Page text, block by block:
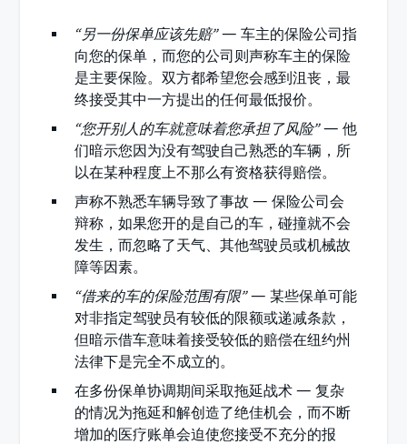
“另一份保单应该先赔”— 车主的保险公司指
向您的保单，而您的公司则声称车主的保险
是主要保险。双方都希望您会感到沮丧，最
终接受其中一方提出的任何最低报价。
“您开别人的车就意味着您承担了风险”— 他
们暗示您因为没有驾驶自己熟悉的车辆，所
以在某种程度上不那么有资格获得赔偿。
声称不熟悉车辆导致了事故 — 保险公司会
辩称，如果您开的是自己的车，碰撞就不会
发生，而忽略了天气、其他驾驶员或机械故
障等因素。
“借来的车的保险范围有限”— 某些保单可能
对非指定驾驶员有较低的限额或递减条款，
但暗示借车意味着接受较低的赔偿在纽约州
法律下是完全不成立的。
在多份保单协调期间采取拖延战术 — 复杂
的情况为拖延和解创造了绝佳机会，而不断
增加的医疗账单会迫使您接受不充分的报